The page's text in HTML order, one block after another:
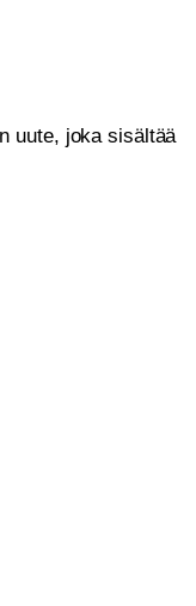
uute, joka sisältää